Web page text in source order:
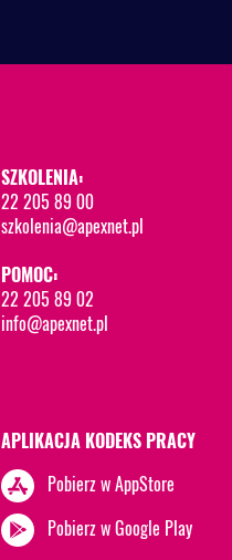
SZKOLENIA:
22 205 89 00
szkolenia@apexnet.pl
POMOC:
22 205 89 02
info@apexnet.pl
APLIKACJA KODEKS PRACY
Pobierz w AppStore
Pobierz w Google Play